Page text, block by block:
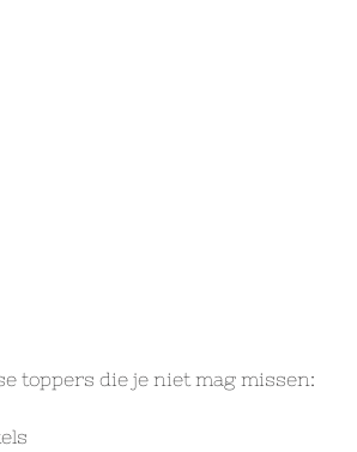
toppers die je niet mag missen: